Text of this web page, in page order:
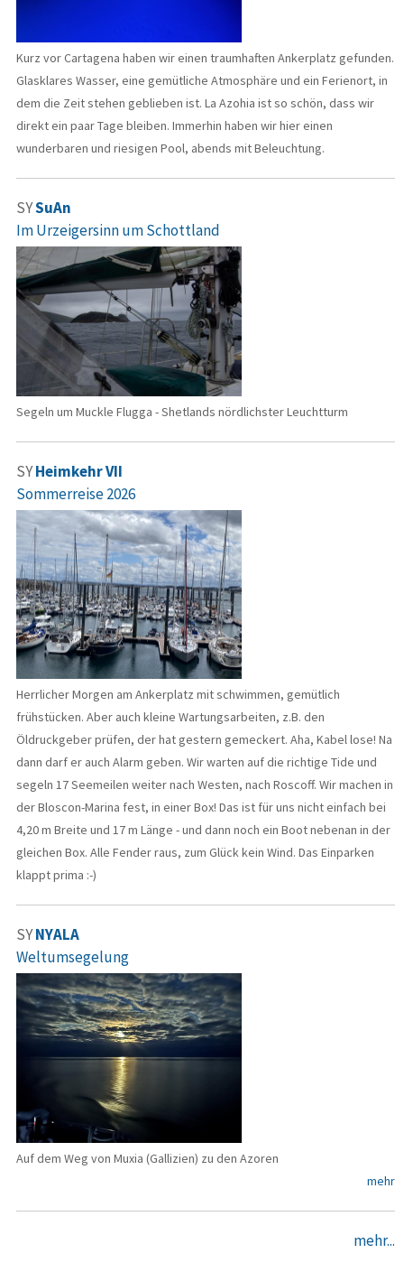
Kurz vor Cartagena haben wir einen traumhaften Ankerplatz gefunden.
Glasklares Wasser, eine gemütliche Atmosphäre und ein Ferienort, in
dem die Zeit stehen geblieben ist. La Azohia ist so schön, dass wir
direkt ein paar Tage bleiben. Immerhin haben wir hier einen
wunderbaren und riesigen Pool, abends mit Beleuchtung.
SYSuAn
Im Urzeigersinn um Schottland
Segeln um Muckle Flugga - Shetlands nördlichster Leuchtturm
SYHeimkehr VII
Sommerreise 2026
Herrlicher Morgen am Ankerplatz mit schwimmen, gemütlich
frühstücken. Aber auch kleine Wartungsarbeiten, z.B. den
Öldruckgeber prüfen, der hat gestern gemeckert. Aha, Kabel lose! Na
dann darf er auch Alarm geben. Wir warten auf die richtige Tide und
segeln 17 Seemeilen weiter nach Westen, nach Roscoff. Wir machen in
der Bloscon-Marina fest, in einer Box! Das ist für uns nicht einfach bei
4,20 m Breite und 17 m Länge - und dann noch ein Boot nebenan in der
gleichen Box. Alle Fender raus, zum Glück kein Wind. Das Einparken
klappt prima :-)
SYNYALA
Weltumsegelung
Auf dem Weg von Muxia (Gallizien) zu den Azoren
mehr
mehr...